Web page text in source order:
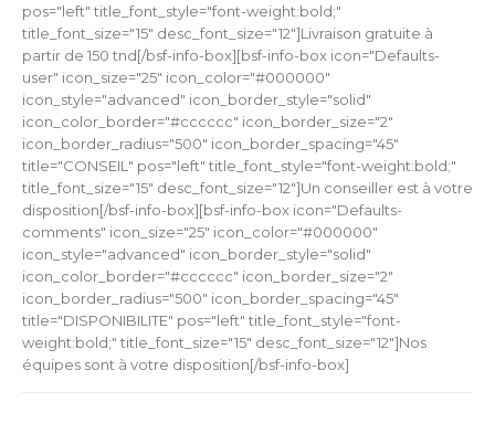
pos="left" title_font_style="font-weight:bold;"
title_font_size="15" desc_font_size="12"]Livraison gratuite à
partir de 150 tnd[/bsf-info-box][bsf-info-box icon="Defaults-
user" icon_size="25" icon_color="#000000"
icon_style="advanced" icon_border_style="solid"
icon_color_border="#cccccc" icon_border_size="2"
icon_border_radius="500" icon_border_spacing="45"
title="CONSEIL" pos="left" title_font_style="font-weight:bold;"
title_font_size="15" desc_font_size="12"]Un conseiller est à votre
disposition[/bsf-info-box][bsf-info-box icon="Defaults-
comments" icon_size="25" icon_color="#000000"
icon_style="advanced" icon_border_style="solid"
icon_color_border="#cccccc" icon_border_size="2"
icon_border_radius="500" icon_border_spacing="45"
title="DISPONIBILITE" pos="left" title_font_style="font-
weight:bold;" title_font_size="15" desc_font_size="12"]Nos
équipes sont à votre disposition[/bsf-info-box]